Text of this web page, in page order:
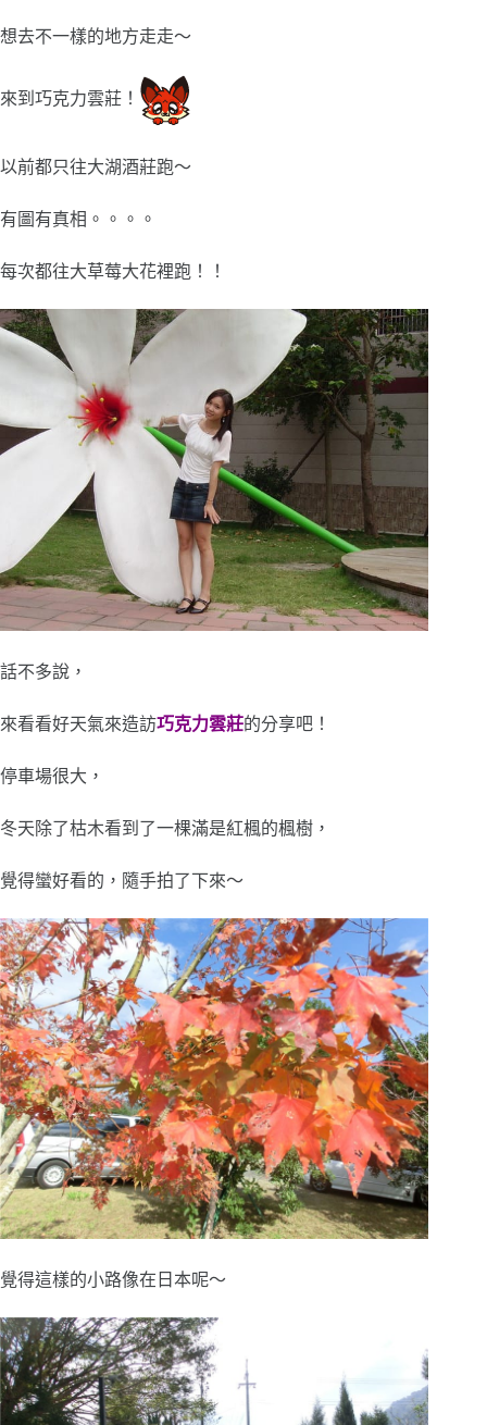
想去不一樣的地方走走～
來到巧克力雲莊！
以前都只往大湖酒莊跑～
有圖有真相。。。。
每次都往大草莓大花裡跑！！
話不多說，
來看看好天氣來造訪巧克力雲莊的分享吧！
停車場很大，
冬天除了枯木看到了一棵滿是紅楓的楓樹，
覺得蠻好看的，隨手拍了下來～
覺得這樣的小路像在日本呢～